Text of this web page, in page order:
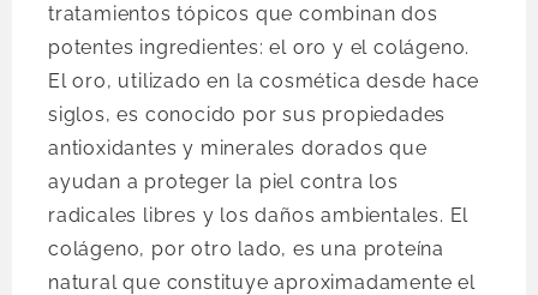
tratamientos tópicos que combinan dos
potentes ingredientes: el oro y el colágeno.
El oro, utilizado en la cosmética desde hace
siglos, es conocido por sus propiedades
antioxidantes y minerales dorados que
ayudan a proteger la piel contra los
radicales libres y los daños ambientales. El
colágeno, por otro lado, es una proteína
natural que constituye aproximadamente el